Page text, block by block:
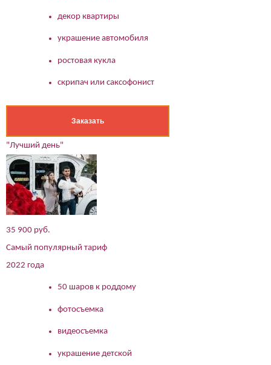
декор квартиры
украшение автомобиля
ростовая кукла
скрипач или саксофонист
Заказать
"Лучший день"
35 900 руб.
Самый популярный тариф
2022 года
50 шаров к роддому
фотосъемка
видеосъемка
украшение детской